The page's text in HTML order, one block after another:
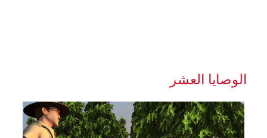
الوصايا العشر